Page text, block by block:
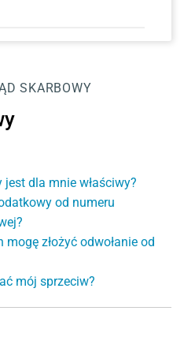
SKARBOWY
dla mnie właściwy?
od numeru
złożyć odwołanie od
mój sprzeciw?